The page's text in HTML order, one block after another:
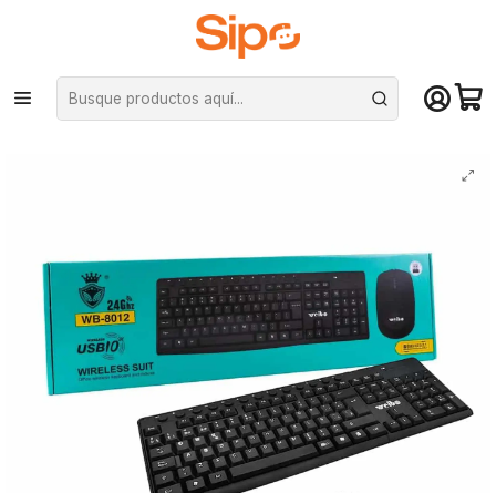
¡Compra hasta mediodía y recibe hoy! De lunes a sábado en el gran
Santiago. Envío gratis desde $29.990
Inicio Computación y Gamers Mouse
Kit 2 en 1 Weibo WB-8012, Teclado + Mouse inalámbrico, USB